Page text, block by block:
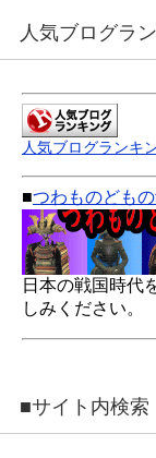
人気ブログラ
人気ブログランキ
■つわものども
日本の戦国時代
しみください。
■サイト内検索